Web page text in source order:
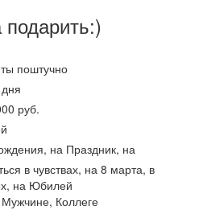
подарить:)
поштучно
руб.
на Праздник, на
в чувствах, на 8 марта, в
на Юбилей
Коллеге